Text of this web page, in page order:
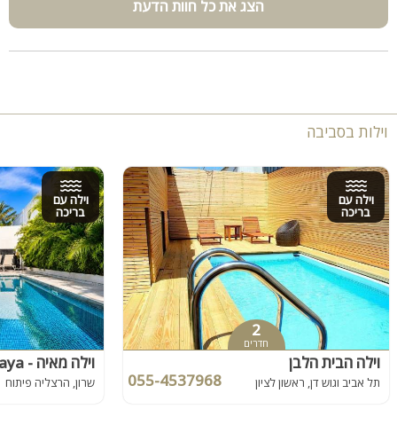
הצג את כל חוות הדעת
וילות בסביבה
וילה עם
בריכה
2
חדרים
וילה הבית הלבן
תל אביב וגוש דן, ראשון לציון 055-4537968
וילה עם
בריכה
וילה מאיה - Villa Maya בהרצליה
שרון, הרצליה פיתוח